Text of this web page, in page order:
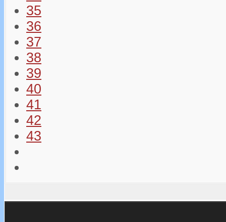
35
36
37
38
39
40
41
42
43